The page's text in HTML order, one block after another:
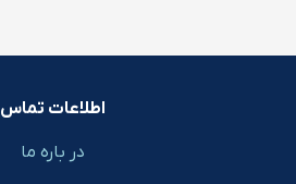
اطلاعات تماس
در باره ما